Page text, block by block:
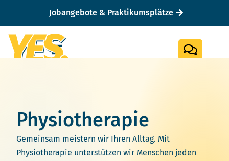
Jobangebote & Praktikumsplätze
Physiotherapie
Gemeinsam meistern wir Ihren Alltag. Mit
Physiotherapie unterstützen wir Menschen jeden